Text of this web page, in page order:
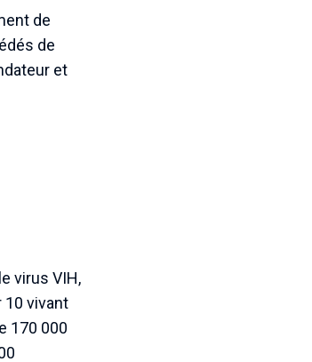
de
de
et
virus VIH,
10 vivant
170 000